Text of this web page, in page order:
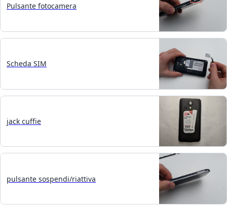
Pulsante fotocamera
Scheda SIM
jack cuffie
pulsante sospendi/riattiva